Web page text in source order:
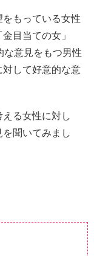
をもっている女性
目当ての女」
な意見をもつ男性
して好意的な意
る女性に対し
聞いてみまし